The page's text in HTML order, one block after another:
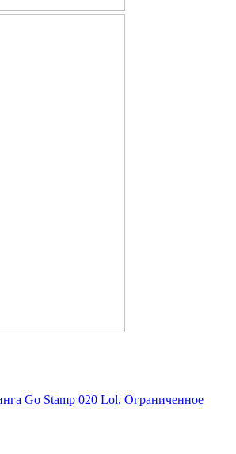
Go Stamp 020 Lol, Ограниченное